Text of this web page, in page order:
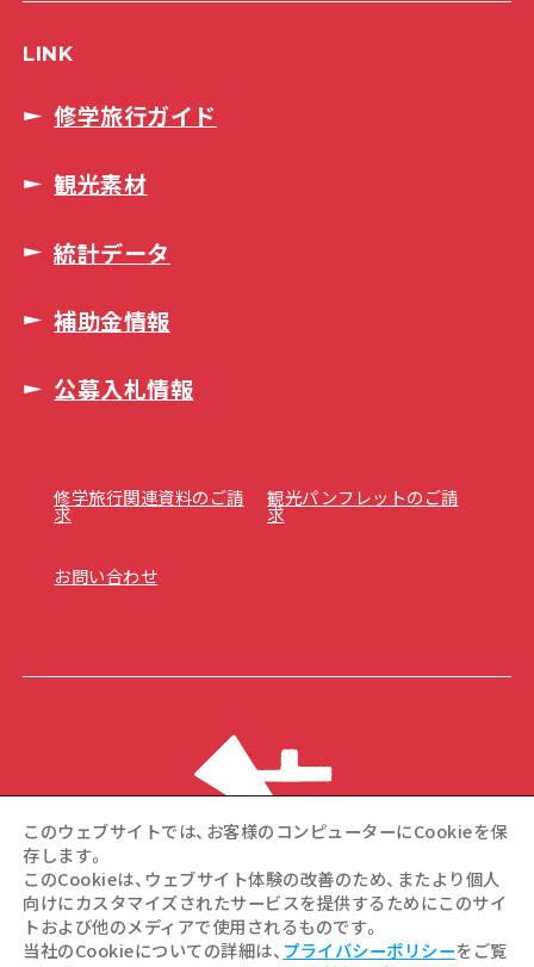
LINK
修学旅行ガイド
観光素材
統計データ
補助金情報
公募入札情報
修学旅行関連資料のご請
求
観光パンフレットのご請
求
お問い合わせ
©Hiroshima Tourism Association / Hiroshima Prefecture /
Hiroshima City .All rights reserved
このウェブサイトでは、お客様のコンピューターにCookieを保
存します。
このCookieは、ウェブサイト体験の改善のため、またより個人
向けにカスタマイズされたサービスを提供するためにこのサイ
トおよび他のメディアで使用されるものです。
当社のCookieについての詳細は、 プライバシーポリシーをご覧